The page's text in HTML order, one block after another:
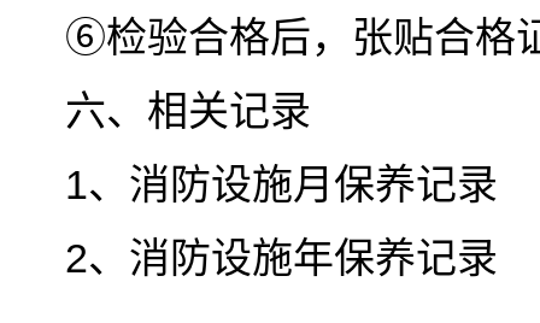
⑥检验合格后，张贴合格
六、相关记录
1、消防设施月保养记录
2、消防设施年保养记录